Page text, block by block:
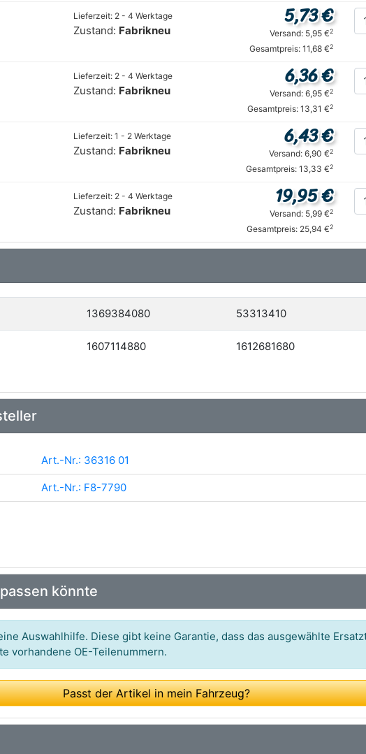
Lieferzeit: 2 - 4 Werktage
Zustand: Fabrikneu
5,73 €
Versand: 5,95 €2
Gesamtpreis: 11,68 €2
Lieferzeit: 2 - 4 Werktage
Zustand: Fabrikneu
6,36 €
Versand: 6,95 €2
Gesamtpreis: 13,31 €2
Lieferzeit: 1 - 2 Werktage
Zustand: Fabrikneu
6,43 €
Versand: 6,90 €2
Gesamtpreis: 13,33 €2
Lieferzeit: 2 - 4 Werktage
Zustand: Fabrikneu
19,95 €
Versand: 5,99 €2
Gesamtpreis: 25,94 €2
1369384080 53313410
1607114880 1612681680
Art.-Nr.: 36316 01
Art.-Nr.: F8-7790
könnte
Auswahlhilfe. Diese gibt keine Garantie, dass das ausgewählte
vorhandene OE-Teilenummern.
Passt der Artikel in mein Fahrzeug?